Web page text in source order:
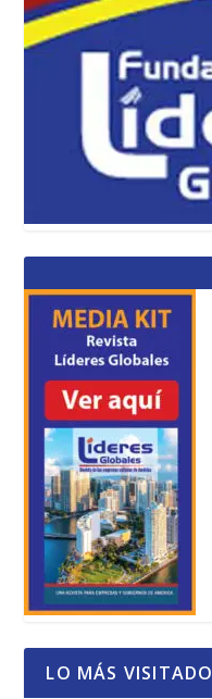
LO MÁS VISITADO